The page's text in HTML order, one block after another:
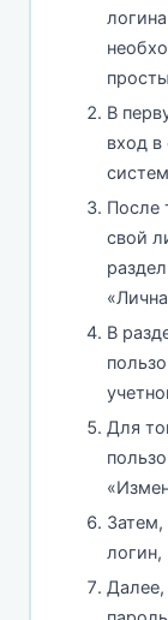
В
вход в
После
свой
В
Для
Затем,
логин,
Далее,